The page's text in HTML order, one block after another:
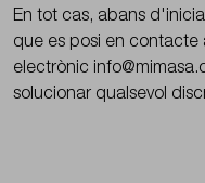
En tot cas, abans
que es posi en contacte
electrònic
solucionar qualsevol